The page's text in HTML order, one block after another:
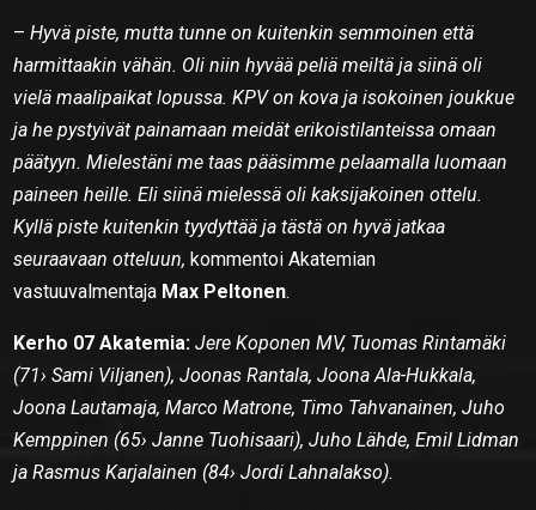
–Hyvä piste, mutta tunne on kuitenkin semmoinen että
harmittaakin vähän. Oli niin hyvää peliä meiltä ja siinä oli
vielä maalipaikat lopussa. KPV on kova ja isokoinen joukkue
ja he pystyivät painamaan meidät erikoistilanteissa omaan
päätyyn. Mielestäni me taas pääsimme pelaamalla luomaan
paineen heille. Eli siinä mielessä oli kaksijakoinen ottelu.
Kyllä piste kuitenkin tyydyttää ja tästä on hyvä jatkaa
seuraavaan otteluun, kommentoi Akatemian
vastuuvalmentaja Max Peltonen.
Kerho 07 Akatemia: Jere Koponen MV, Tuomas Rintamäki
(71› Sami Viljanen), Joonas Rantala, Joona Ala-Hukkala,
Joona Lautamaja, Marco Matrone, Timo Tahvanainen, Juho
Kemppinen (65› Janne Tuohisaari), Juho Lähde, Emil Lidman
ja Rasmus Karjalainen (84› Jordi Lahnalakso).